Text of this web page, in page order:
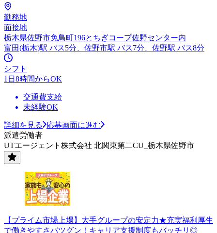
勤務地
面接地
栃木県佐野市免鳥町196とちぎコープ佐野センター内
富田(栃木)駅 バス5分、佐野市駅 バス7分、佐野駅 バス8分
シフト
1日8時間からOK
交通費支給
未経験OK
詳細を見る
応募画面に進む
派遣労働者
UTエージェント株式会社 北関東第二CU_栃木県佐野市
【プライム市場上場】大手グループの安定力★充実福利厚生
で働きやすさバツグン！キャリア支援制度もバッチリ◎